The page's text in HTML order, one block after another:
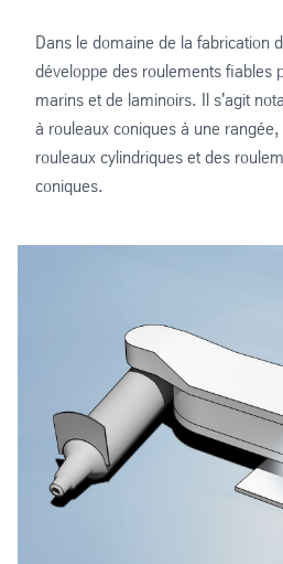
Dans le domaine de la fabrication
développe des roulements fiables
marins et de laminoirs. Il s'agit
à rouleaux coniques à une
rouleaux cylindriques et des
coniques.